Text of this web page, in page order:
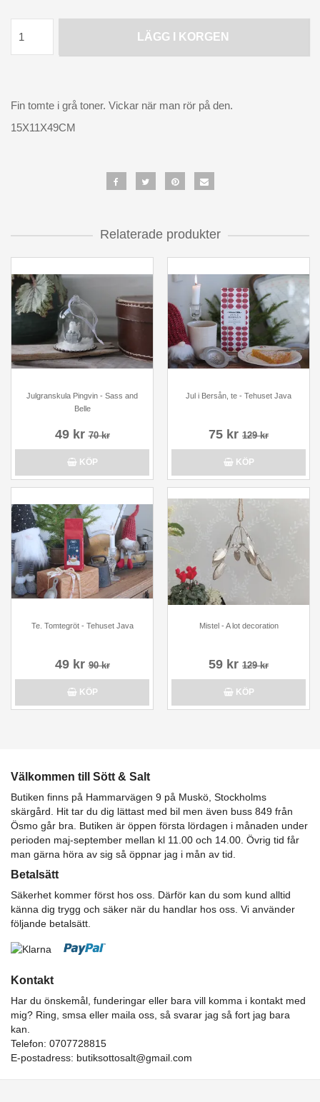
LÄGG I KORGEN
Fin tomte i grå toner. Vickar när man rör på den.
15X11X49CM
Relaterade produkter
Julgranskula Pingvin - Sass and
Belle
49 kr70 kr
KÖP
Jul i Bersån, te - Tehuset Java
75 kr 129 kr
KÖP
Te. Tomtegröt - Tehuset Java
49 kr90 kr
KÖP
Mistel - A lot decoration
59 kr 129 kr
KÖP
Välkommen till Sött & Salt
Butiken finns på Hammarvägen 9 på Muskö, Stockholms
skärgård. Hit tar du dig lättast med bil men även buss 849 från
Ösmo går bra. Butiken är öppen första lördagen i månaden under
perioden maj-september mellan kl 11.00 och 14.00. Övrig tid får
man gärna höra av sig så öppnar jag i mån av tid.
Betalsätt
Säkerhet kommer först hos oss. Därför kan du som kund alltid
känna dig trygg och säker när du handlar hos oss. Vi använder
följande betalsätt.
Kontakt
Har du önskemål, funderingar eller bara vill komma i kontakt med
mig? Ring, smsa eller maila oss, så svarar jag så fort jag bara
kan.
Telefon: 0707728815
E-postadress: butiksottosalt@gmail.com